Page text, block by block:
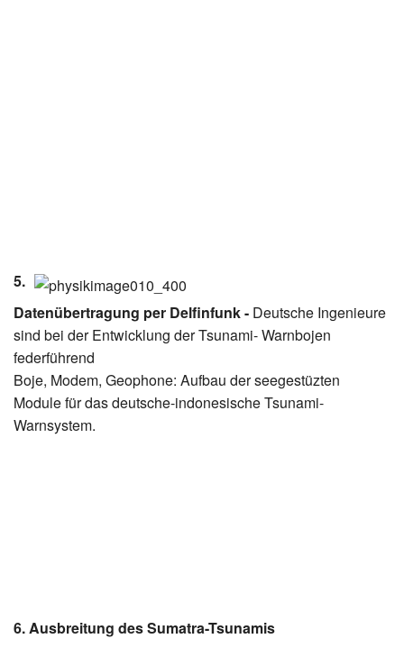
5.
Datenübertragung per Delfinfunk - Deutsche Ingenieure
sind bei der Entwicklung der Tsunami- Warnbojen
federführend
Boje, Modem, Geophone: Aufbau der seegestüzten
Module für das deutsche-indonesische Tsunami-
Warnsystem.
6. Ausbreitung des Sumatra-Tsunamis